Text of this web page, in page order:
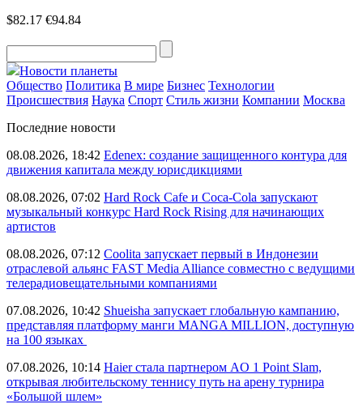
$82.17 €94.84
Новости планеты
Общество Политика В мире Бизнес Технологии
Происшествия Наука Спорт Стиль жизни Компании Москва
Последние новости
08.08.2026, 18:42 Edenex: создание защищенного контура для
движения капитала между юрисдикциями
08.08.2026, 07:02 Hard Rock Cafe и Coca-Cola запускают
музыкальный конкурс Hard Rock Rising для начинающих
артистов
08.08.2026, 07:12 Coolita запускает первый в Индонезии
отраслевой альянс FAST Media Alliance совместно с ведущими
телерадиовещательными компаниями
07.08.2026, 10:42 Shueisha запускает глобальную кампанию,
представляя платформу манги MANGA MILLION, доступную
на 100 языках
07.08.2026, 10:14 Haier стала партнером AO 1 Point Slam,
открывая любительскому теннису путь на арену турнира
«Большой шлем»